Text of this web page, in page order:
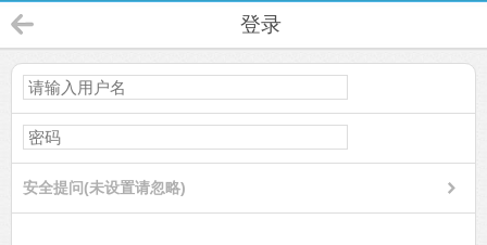
登录
安全提问(未设置请忽略)